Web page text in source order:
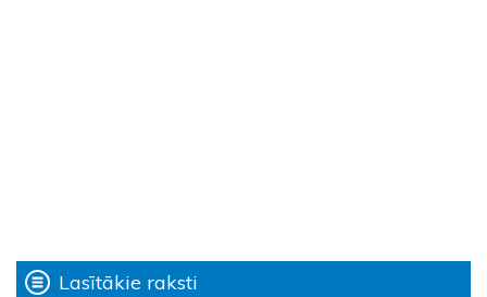
Lasītākie raksti